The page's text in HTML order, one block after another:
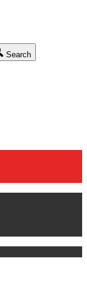
Search